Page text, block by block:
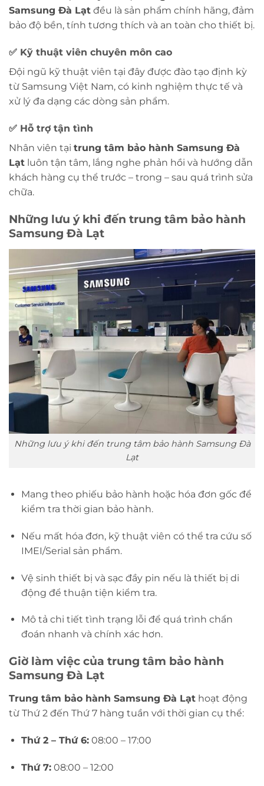
Samsung Đà Lạt đều là sản phẩm chính hãng, đảm
bảo độ bền, tính tương thích và an toàn cho thiết bị.
✅ Kỹ thuật viên chuyên môn cao
Đội ngũ kỹ thuật viên tại đây được đào tạo định kỳ
từ Samsung Việt Nam, có kinh nghiệm thực tế và
xử lý đa dạng các dòng sản phẩm.
✅ Hỗ trợ tận tình
Nhân viên tại trung tâm bảo hành Samsung Đà
Lạt luôn tận tâm, lắng nghe phản hồi và hướng dẫn
khách hàng cụ thể trước – trong – sau quá trình sửa
chữa.
Những lưu ý khi đến trung tâm bảo hành
Samsung Đà Lạt
Những lưu ý khi đến trung tâm bảo hành Samsung Đà
Lạt
Mang theo phiếu bảo hành hoặc hóa đơn gốc để
kiểm tra thời gian bảo hành.
Nếu mất hóa đơn, kỹ thuật viên có thể tra cứu số
IMEI/Serial sản phẩm.
Vệ sinh thiết bị và sạc đầy pin nếu là thiết bị di
động để thuận tiện kiểm tra.
Mô tả chi tiết tình trạng lỗi để quá trình chẩn
đoán nhanh và chính xác hơn.
Giờ làm việc của trung tâm bảo hành
Samsung Đà Lạt
Trung tâm bảo hành Samsung Đà Lạt hoạt động
từ Thứ 2 đến Thứ 7 hàng tuần với thời gian cụ thể:
Thứ 2 – Thứ 6:08:00 – 17:00
Thứ 7:08:00 – 12:00